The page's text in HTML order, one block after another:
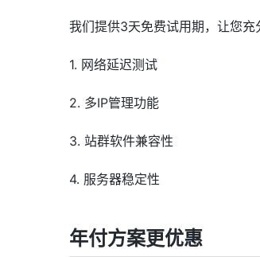
我们提供3天免费试用期，让您充
1. 网络延迟测试
2. 多IP管理功能
3. 站群软件兼容性
4. 服务器稳定性
年付方案更优惠